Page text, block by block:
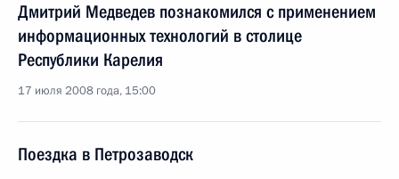
Дмитрий Медведев познакомился с применением
информационных технологий в столице
Республики Карелия
17 июля 2008 года, 15:00
Поездка в Петрозаводск